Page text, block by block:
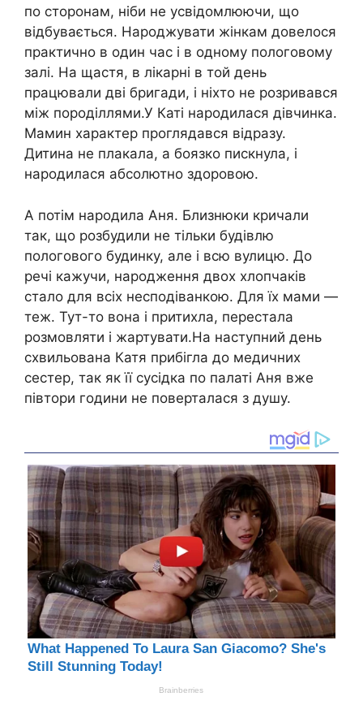
по сторонам, ніби не усвідомлюючи, що
відбувається. Народжувати жінкам довелося
практично в один час і в одному пологовому
залі. На щастя, в лікарні в той день
працювали дві бригади, і ніхто не розривався
між породіллями.У Каті народилася дівчинка.
Мамин характер проглядався відразу.
Дитина не плакала, а боязко пискнула, і
народилася абсолютно здоровою.
А потім народила Аня. Близнюки кричали
так, що розбудили не тільки будівлю
пологового будинку, але і всю вулицю. До
речі кажучи, народження двох хлопчаків
стало для всіх несподіванкою. Для їх мами —
теж. Тут-то вона і притихла, перестала
розмовляти і жартувати.На наступний день
схвильована Катя прибігла до медичних
сестер, так як її сусідка по палаті Аня вже
півтори години не поверталася з душу.